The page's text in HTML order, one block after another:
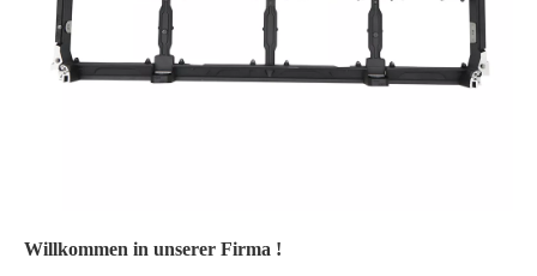
Willkommen in unserer Firma !